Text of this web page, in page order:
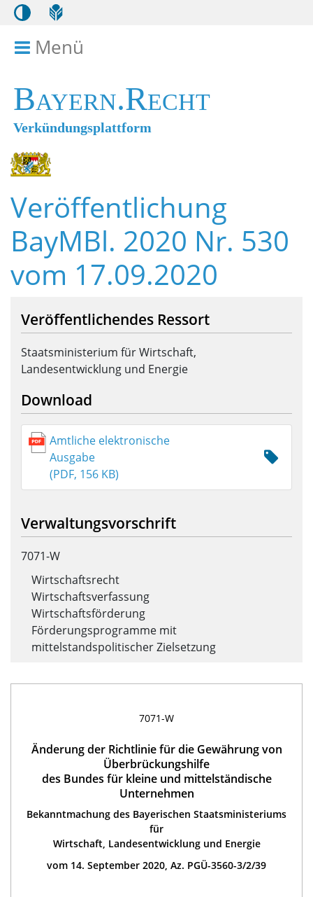
Menü
Bayern.Recht
Verkündungsplattform
Veröffentlichung
BayMBl. 2020 Nr. 530
vom 17.09.2020
Veröffentlichendes Ressort
Staatsministerium für Wirtschaft,
Landesentwicklung und Energie
Download
Amtliche elektronische
Ausgabe
(PDF, 156 KB)
Verwaltungsvorschrift
7071-W
Wirtschaftsrecht
Wirtschaftsverfassung
Wirtschaftsförderung
Förderungsprogramme mit
mittelstandspolitischer Zielsetzung
7071-W
Änderung der Richtlinie für die Gewährung von
Überbrückungshilfe
des Bundes für kleine und mittelständische
Unternehmen
Bekanntmachung des Bayerischen Staatsministeriums
für
Wirtschaft, Landesentwicklung und Energie
vom 14. September 2020, Az. PGÜ-3560-3/2/39